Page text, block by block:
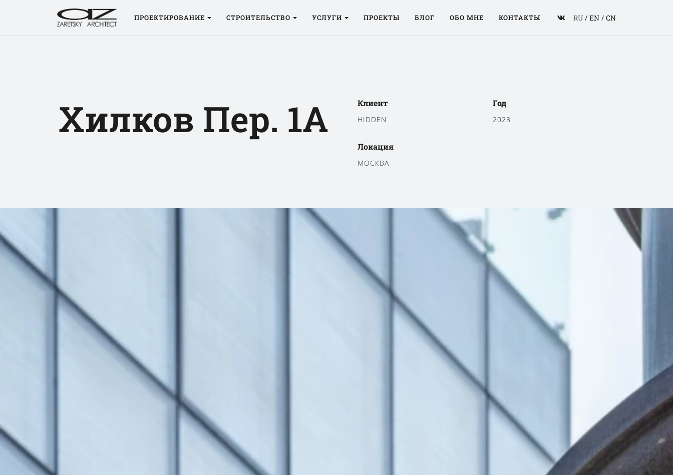
ПРОЕКТИРОВАНИЕ СТРОИТЕЛЬСТВО УСЛУГИ ПРОЕКТЫ БЛОГ ОБО МНЕ КОНТАКТЫ RU / EN / CN
Хилков Пер. 1А Клиент
HIDDEN
Год
2023
Локация
МОСКВА